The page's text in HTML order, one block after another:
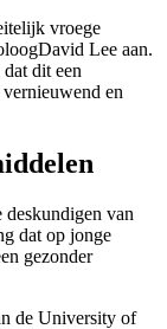
vroege
Lee aan.
dit een
en
deskundigen van
dat op jonge
gezonder
de University of